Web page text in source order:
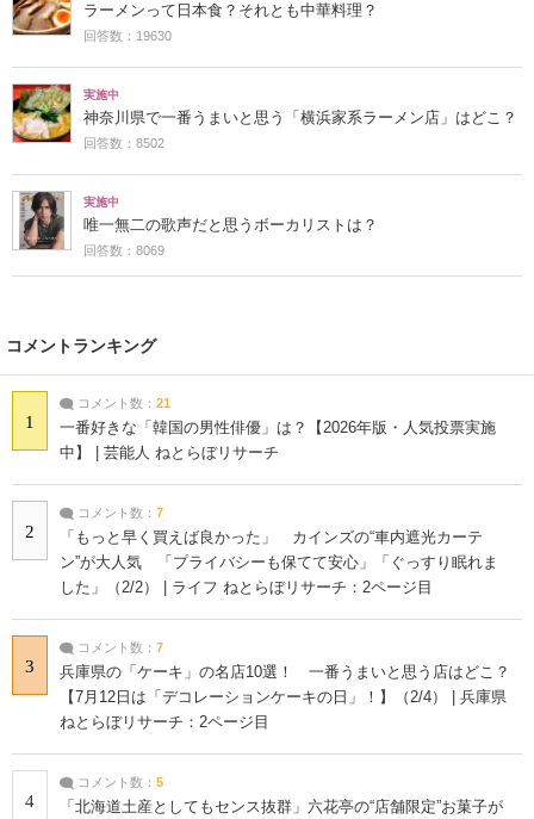
ラーメンって日本食？それとも中華料理？
回答数：19630
実施中
神奈川県で一番うまいと思う「横浜家系ラーメン店」はどこ？
回答数：8502
実施中
唯一無二の歌声だと思うボーカリストは？
回答数：8069
コメントランキング
1
コメント数： 21
一番好きな「韓国の男性俳優」は？【2026年版・人気投票実施
中】 | 芸能人 ねとらぼリサーチ
2
コメント数： 7
「もっと早く買えば良かった」 カインズの“車内遮光カーテ
ン”が大人気 「プライバシーも保てて安心」「ぐっすり眠れま
した」（2/2） | ライフ ねとらぼリサーチ：2ページ目
3
コメント数： 7
兵庫県の「ケーキ」の名店10選！ 一番うまいと思う店はどこ？
【7月12日は「デコレーションケーキの日」！】（2/4） | 兵庫県
ねとらぼリサーチ：2ページ目
4
コメント数： 5
「北海道土産としてもセンス抜群」六花亭の“店舗限定”お菓子が